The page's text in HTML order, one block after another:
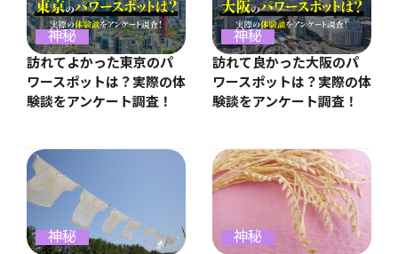
神秘
訪れてよかった東京のパ
ワースポットは？実際の体
験談をアンケート調査！
神秘
訪れて良かった大阪のパ
ワースポットは？実際の体
験談をアンケート調査！
神秘 神秘